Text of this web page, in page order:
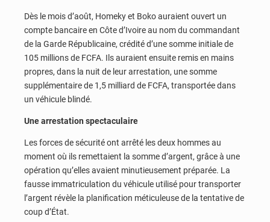
Dès le mois d’août, Homeky et Boko auraient ouvert un
compte bancaire en Côte d’Ivoire au nom du commandant
de la Garde Républicaine, crédité d’une somme initiale de
105 millions de FCFA. Ils auraient ensuite remis en mains
propres, dans la nuit de leur arrestation, une somme
supplémentaire de 1,5 milliard de FCFA, transportée dans
un véhicule blindé.
Une arrestation spectaculaire
Les forces de sécurité ont arrêté les deux hommes au
moment où ils remettaient la somme d’argent, grâce à une
opération qu’elles avaient minutieusement préparée. La
fausse immatriculation du véhicule utilisé pour transporter
l’argent révèle la planification méticuleuse de la tentative de
coup d’État.